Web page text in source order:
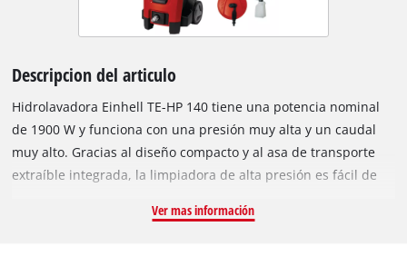
Descripcion del articulo
Hidrolavadora Einhell TE-HP 140 tiene una potencia nominal
de 1900 W y funciona con una presión muy alta y un caudal
muy alto. Gracias al diseño compacto y al asa de transporte
extraíble integrada, la limpiadora de alta presión es fácil de
de alta presión se enciende y apaga automáticamente y,
Ver mas información